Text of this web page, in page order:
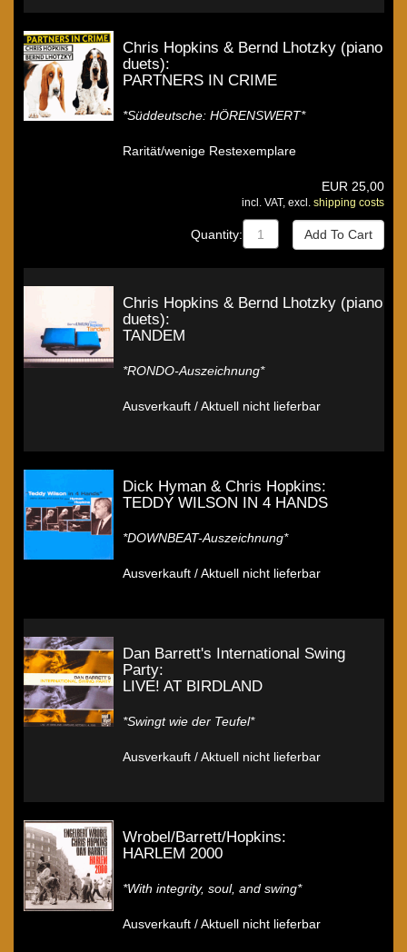
Chris Hopkins & Bernd Lhotzky (piano
duets):
PARTNERS IN CRIME
*Süddeutsche: HÖRENSWERT*
Rarität/wenige Restexemplare
EUR 25,00
incl. VAT, excl. shipping costs
Quantity:
Chris Hopkins & Bernd Lhotzky (piano
duets):
TANDEM
*RONDO-Auszeichnung*
Ausverkauft / Aktuell nicht lieferbar
Dick Hyman & Chris Hopkins:
TEDDY WILSON IN 4 HANDS
*DOWNBEAT-Auszeichnung*
Ausverkauft / Aktuell nicht lieferbar
Dan Barrett's International Swing
Party:
LIVE! AT BIRDLAND
*Swingt wie der Teufel*
Ausverkauft / Aktuell nicht lieferbar
Wrobel/Barrett/Hopkins:
HARLEM 2000
*With integrity, soul, and swing*
Ausverkauft / Aktuell nicht lieferbar